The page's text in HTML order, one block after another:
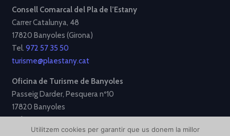
Consell Comarcal del Pla de l’Estany
Carrer Catalunya, 48
17820 Banyoles (Girona)
Tel. 972 57 35 50
turisme@plaestany.cat
Oficina de Turisme de Banyoles
Passeig Darder, Pesquera nº10
17820 Banyoles
Tel.972 58 34 70
turisme@ajbanyoles.org
Utilitzem cookies per garantir que us donem la millor